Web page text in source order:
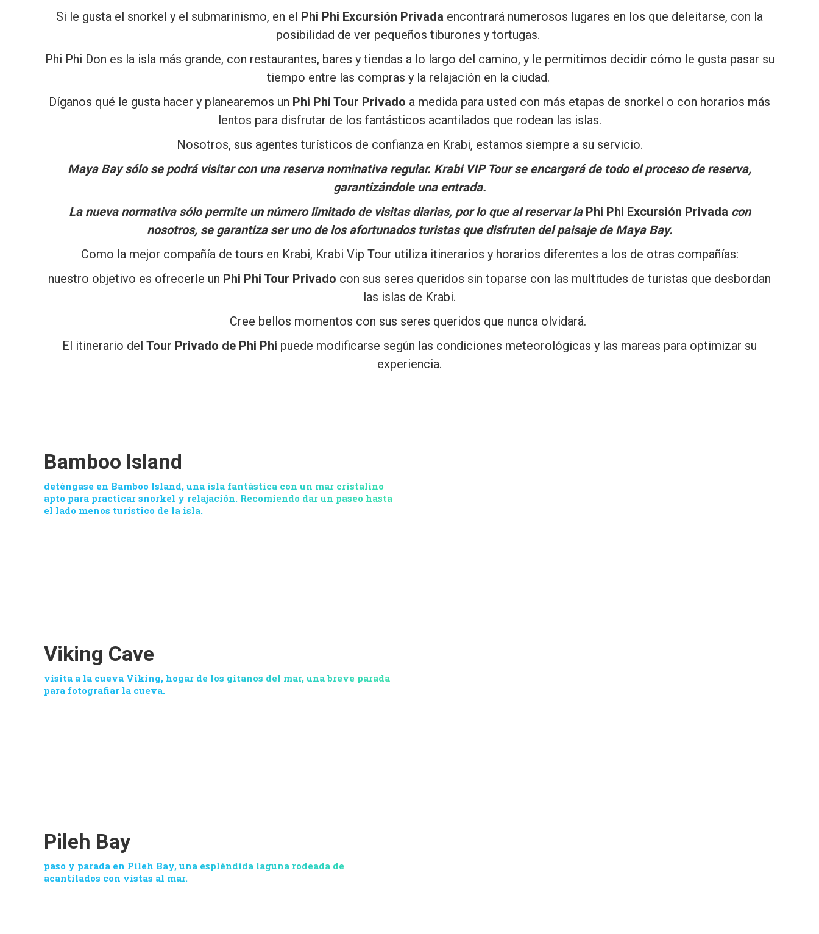
Si le gusta el snorkel y el submarinismo, en el Phi Phi Excursión Privada encontrará numerosos lugares en los que deleitarse, con la
posibilidad de ver pequeños tiburones y tortugas.
Phi Phi Don es la isla más grande, con restaurantes, bares y tiendas a lo largo del camino, y le permitimos decidir cómo le gusta pasar su
tiempo entre las compras y la relajación en la ciudad.
Díganos qué le gusta hacer y planearemos un Phi Phi Tour Privado a medida para usted con más etapas de snorkel o con horarios más
lentos para disfrutar de los fantásticos acantilados que rodean las islas.
Nosotros, sus agentes turísticos de confianza en Krabi, estamos siempre a su servicio.
Maya Bay sólo se podrá visitar con una reserva nominativa regular. Krabi VIP Tour se encargará de todo el proceso de reserva,
garantizándole una entrada.
La nueva normativa sólo permite un número limitado de visitas diarias, por lo que al reservar la Phi Phi Excursión Privada con
nosotros, se garantiza ser uno de los afortunados turistas que disfruten del paisaje de Maya Bay.
Como la mejor compañía de tours en Krabi, Krabi Vip Tour utiliza itinerarios y horarios diferentes a los de otras compañías:
nuestro objetivo es ofrecerle un Phi Phi Tour Privado con sus seres queridos sin toparse con las multitudes de turistas que desbordan
las islas de Krabi.
Cree bellos momentos con sus seres queridos que nunca olvidará.
El itinerario del Tour Privado de Phi Phi puede modificarse según las condiciones meteorológicas y las mareas para optimizar su
experiencia.
Bamboo Island
deténgase en Bamboo Island, una isla fantástica con un mar cristalino
apto para practicar snorkel y relajación. Recomiendo dar un paseo hasta
el lado menos turístico de la isla.
Viking Cave
visita a la cueva Viking, hogar de los gitanos del mar, una breve parada
para fotografiar la cueva.
Pileh Bay
paso y parada en Pileh Bay, una espléndida laguna rodeada de
acantilados con vistas al mar.